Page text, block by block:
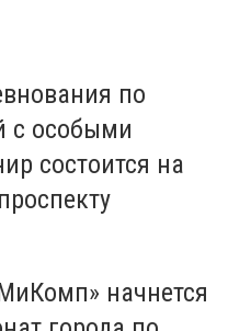
по
с особыми
состоится на
начнется